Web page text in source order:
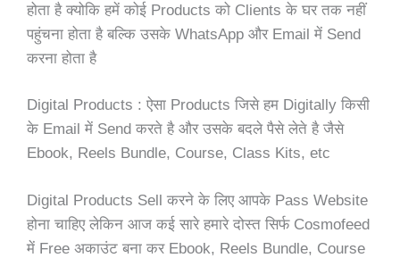
होता है क्योकि हमें कोई Products को Clients के घर तक नहीं
पहुंचना होता है बल्कि उसके WhatsApp और Email में Send
करना होता है
Digital Products : ऐसा Products जिसे हम Digitally किसी
के Email में Send करते है और उसके बदले पैसे लेते है जैसे
Ebook, Reels Bundle, Course, Class Kits, etc
Digital Products Sell करने के लिए आपके Pass Website
होना चाहिए लेकिन आज कई सारे हमारे दोस्त सिर्फ Cosmofeed
में Free अकाउंट बना कर Ebook, Reels Bundle, Course